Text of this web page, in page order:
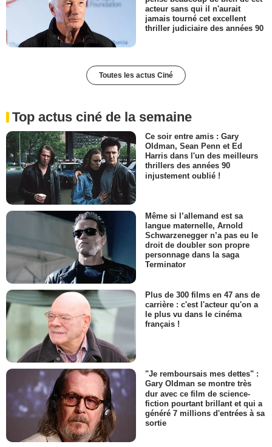
acteur sans qui il n'aurait
jamais tourné cet excellent
thriller judiciaire des années 90
Toutes les actus Ciné
Top actus ciné de la semaine
Ce soir entre amis : Gary
Oldman, Sean Penn et Ed
Harris dans l'un des meilleurs
thrillers des années 90
injustement oublié !
Même si l’allemand est sa
langue maternelle, Arnold
Schwarzenegger n’a pas eu le
droit de doubler son propre
personnage dans la saga
Terminator
Plus de 300 films en 47 ans de
carrière : c'est l'acteur qu'on a
le plus vu dans le cinéma
français !
"Je remboursais mes dettes" :
Gary Oldman se montre très
dur avec ce film de science-
fiction pourtant brillant et qui a
généré 7 millions d'entrées à sa
sortie